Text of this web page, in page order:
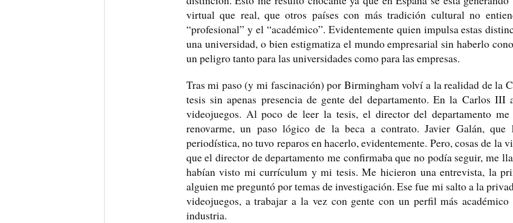
virtual que real, que otros países con más tradición cultural no
“profesional” y el “académico”. Evidentemente quien impulsa estas
una universidad, o bien estigmatiza el mundo empresarial sin haberlo
un peligro tanto para las universidades como para las empresas.
Tras mi paso (y mi fascinación) por Birmingham volví a la realidad de la
tesis sin apenas presencia de gente del departamento. En la Carlos III
videojuegos. Al poco de leer la tesis, el director del departamento
renovarme, un paso lógico de la beca a contrato. Javier Galán,
periodística, no tuvo reparos en hacerlo, evidentemente. Pero, cosas de la
que el director de departamento me confirmaba que no podía seguir, me
habían visto mi currículum y mi tesis. Me hicieron una entrevista, la
alguien me preguntó por temas de investigación. Ese fue mi salto a la
videojuegos, a trabajar a la vez con gente con un perfil más
industria.